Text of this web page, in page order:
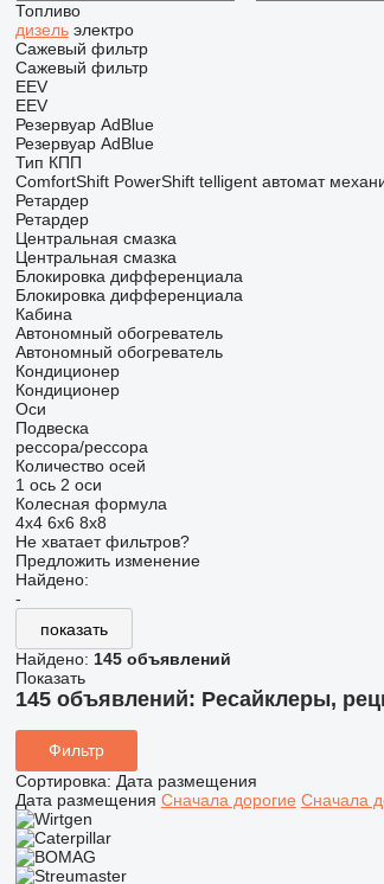
Топливо
дизель электро
Сажевый фильтр
Сажевый фильтр
EEV
EEV
Резервуар AdBlue
Резервуар AdBlue
Тип КПП
ComfortShift PowerShift telligent автомат
Ретардер
Ретардер
Центральная смазка
Центральная смазка
Блокировка дифференциала
Блокировка дифференциала
Кабина
Автономный обогреватель
Автономный обогреватель
Кондиционер
Кондиционер
Оси
Подвеска
рессора/рессора
Количество осей
1 ось 2 оси
Колесная формула
4x4 6x6 8x8
Не хватает фильтров?
Предложить изменение
Найдено:
-
показать
Найдено: 145 объявлений
Показать
145 объявлений: Ресайклеры,
Фильтр
Сортировка: Дата размещения
Дата размещения Сначала дорогие Сначала